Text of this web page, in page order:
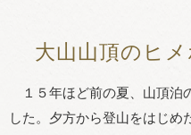
大山山頂のヒ
１５年ほど前の夏、山頂泊
した。夕方から登山をはじめ